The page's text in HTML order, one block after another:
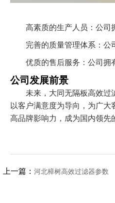
高素质的生产人员：公司
完善的质量管理体系：公
优质的售后服务：公司拥
公司发展前景
未来，大同无隔板高效过
以客户满意度为导向，为广
高品牌影响力，成为国内领先
上一篇： 河北樟树高效过滤器参数